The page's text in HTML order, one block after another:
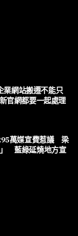
業網站搬遷不能只
官網都要一起處理
萬媒宣費惹議 梁
藍綠延燒地方宣